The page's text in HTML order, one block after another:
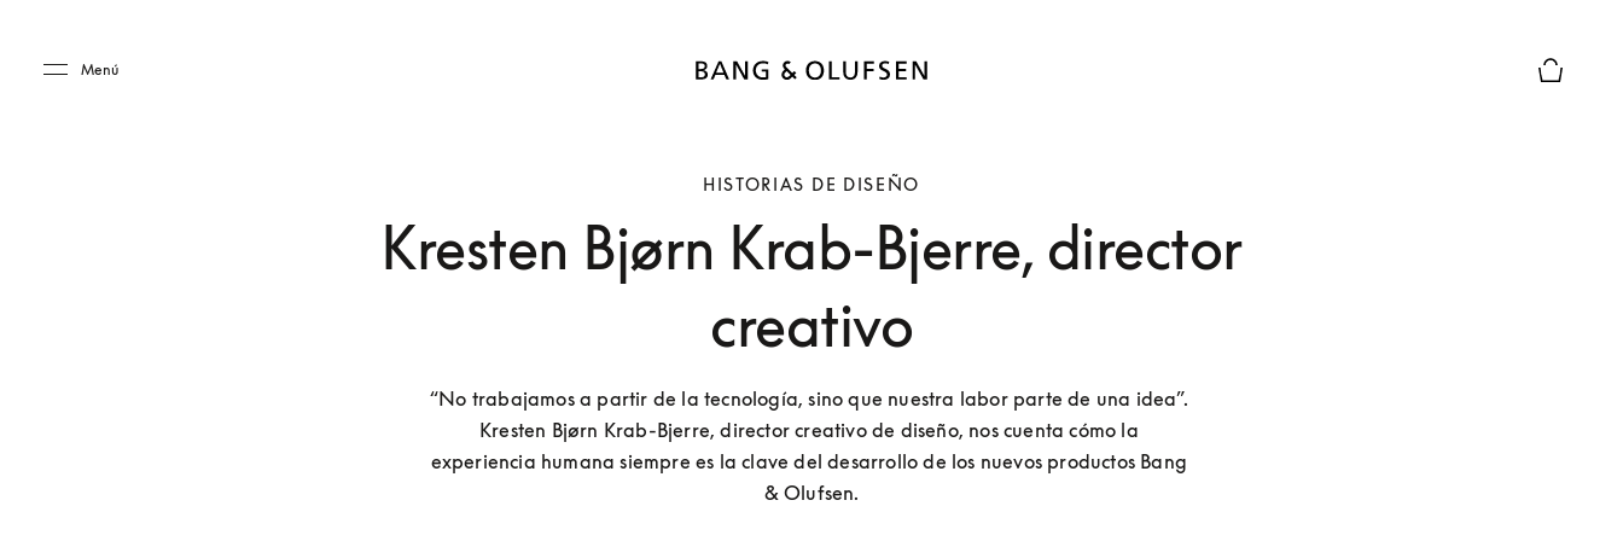
Menú
HISTORIAS DE DISEÑO
Kresten Bjørn Krab-Bjerre, director
creativo
“No trabajamos a partir de la tecnología, sino que nuestra labor parte de una idea”.
Kresten Bjørn Krab-Bjerre, director creativo de diseño, nos cuenta cómo la
experiencia humana siempre es la clave del desarrollo de los nuevos productos Bang
& Olufsen.